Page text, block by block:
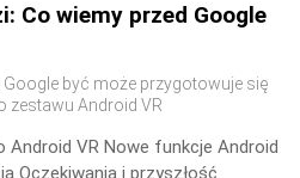
Co wiemy przed Google
Google być może przygotowuje się
zestawu Android VR
Android VR Nowe funkcje Android
Oczekiwania i przyszłość